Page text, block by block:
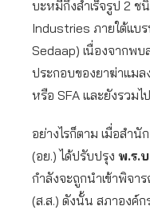
บะหมี่กึ่งสำเร็จรูป 2 ช
Industries ภายใต้แ
Sedaap) เนื่องจากพบ
ประกอบของยาฆ่าแมล
หรือ SFA และยังรวม
อย่างไรก็ตาม เมื่อสำ
(อย.) ได้ปรับปรุง พ.ร.
กำลังจะถูกนำเข้าพิจ
(ส.ส.) ดังนั้น สภาองค์ก